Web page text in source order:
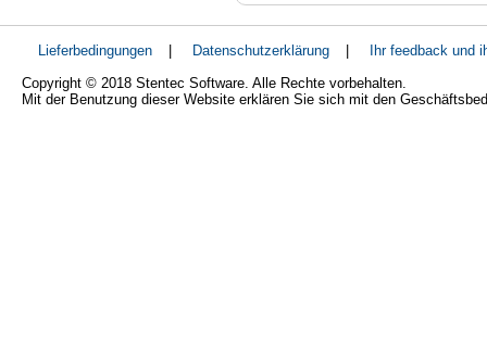
Lieferbedingungen Datenschutzerklärung
Ihr feedback und
Copyright © 2018 Stentec Software. Alle Rechte vorbehalten.
Mit der Benutzung dieser Website erklären Sie sich mit den